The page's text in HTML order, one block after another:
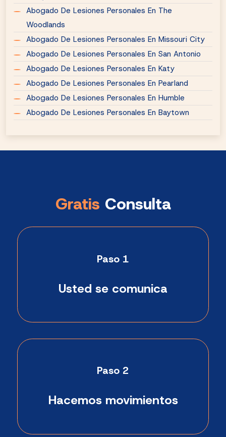
Abogado De Lesiones Personales En The
Woodlands
Abogado De Lesiones Personales En Missouri City
Abogado De Lesiones Personales En San Antonio
Abogado De Lesiones Personales En Katy
Abogado De Lesiones Personales En Pearland
Abogado De Lesiones Personales En Humble
Abogado De Lesiones Personales En Baytown
Gratis Consulta
Paso 1
Usted se comunica
Paso 2
Hacemos movimientos